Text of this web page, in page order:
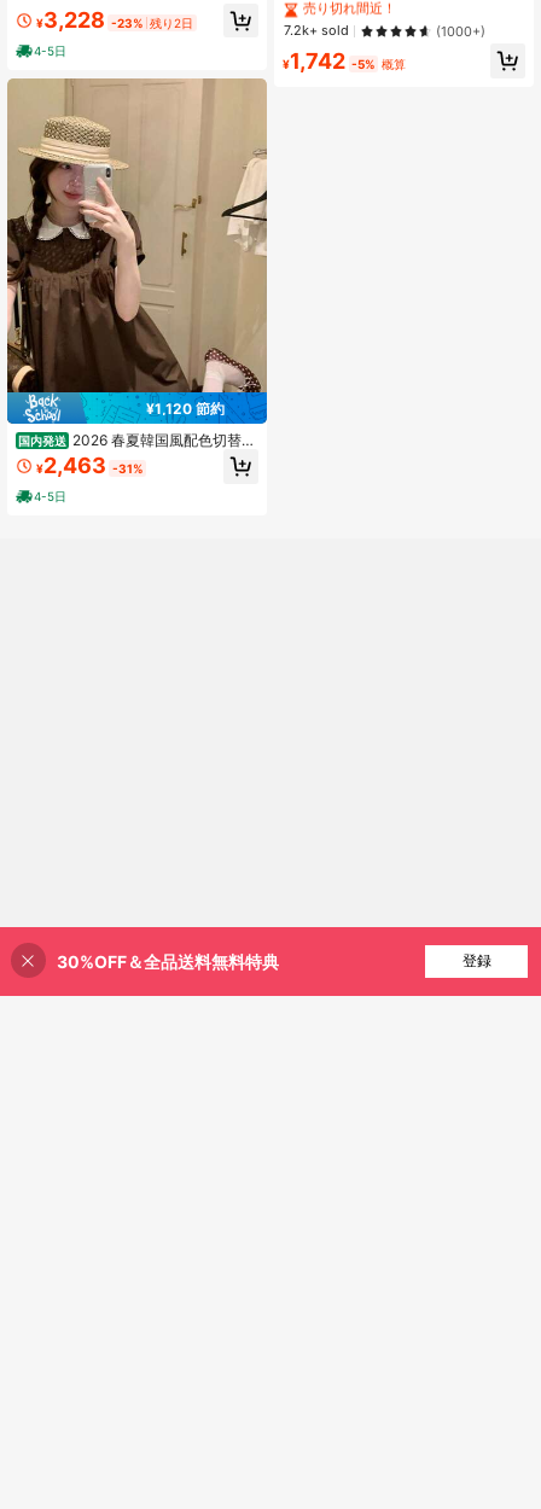
#9 ベストセラー
売り切れ間近！
¥3,228 -23% 残り2日
4-5日
¥1,120 節約
国内発送 2026 春夏韓国風配色切替ベ
ビーカラー襟パフスリーブワンピー
ス ゆったり A ラインシルエット 清楚
可愛いデートお出かけレディースド
レス
¥2,463 -31%
4-5日
ッティストラップ ウエストシェイプ
フルスカート カジュアル 万能ワンピ
ース
#1 ベストセラー
売り切れ間近！
#1 ベストセラー
売り切れ間近！
#1 ベストセラー
売り切れ間近！
7.2k+ sold (1000+)
¥1,742 -5% 概算
17% 割引！ 買い物かごに追加
30%OFF＆全品送料無料特典 登録